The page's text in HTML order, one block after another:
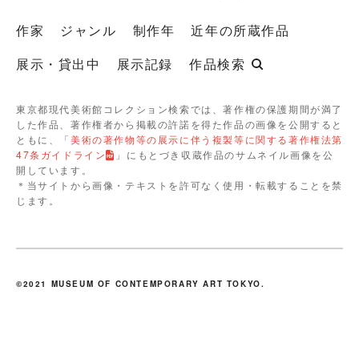
作家 ジャンル 制作年
近年の所蔵作品
展示・貸出中
展示記録 作品検索
東京都現代美術館コレクション検索では、著作権の保護期間が満了
した作品、著作権者から掲載の許諾を得た作品の画像を公開すると
ともに、「美術の著作物等の展示に伴う複製等に関する著作権法第
47条ガイドライン
」にもとづき収蔵作品のサムネイル画像を公
開しています。
＊当サイトから画像・テキストを許可なく使用・転載することを禁
じます。
©2021 MUSEUM OF CONTEMPORARY ART TOKYO.